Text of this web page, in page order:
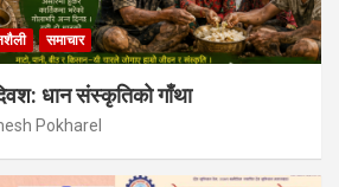
समाचार
धान संस्कृतिको गाँथा
Pokharel